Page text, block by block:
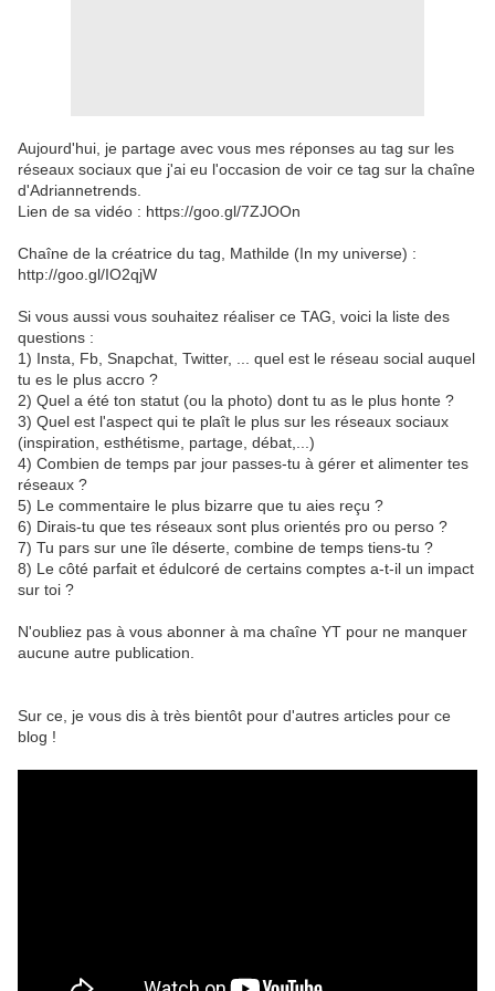
Aujourd'hui, je partage avec vous mes réponses au tag sur les
réseaux sociaux que j'ai eu l'occasion de voir ce tag sur la chaîne
d'Adriannetrends.
Lien de sa vidéo : https://goo.gl/7ZJOOn
Chaîne de la créatrice du tag, Mathilde (In my universe) :
http://goo.gl/IO2qjW
Si vous aussi vous souhaitez réaliser ce TAG, voici la liste des
questions :
1) Insta, Fb, Snapchat, Twitter, ... quel est le réseau social auquel
tu es le plus accro ?
2) Quel a été ton statut (ou la photo) dont tu as le plus honte ?
3) Quel est l'aspect qui te plaît le plus sur les réseaux sociaux
(inspiration, esthétisme, partage, débat,...)
4) Combien de temps par jour passes-tu à gérer et alimenter tes
réseaux ?
5) Le commentaire le plus bizarre que tu aies reçu ?
6) Dirais-tu que tes réseaux sont plus orientés pro ou perso ?
7) Tu pars sur une île déserte, combine de temps tiens-tu ?
8) Le côté parfait et édulcoré de certains comptes a-t-il un impact
sur toi ?
N'oubliez pas à vous abonner à ma chaîne YT pour ne manquer
aucune autre publication.
Sur ce, je vous dis à très bientôt pour d'autres articles pour ce
blog !